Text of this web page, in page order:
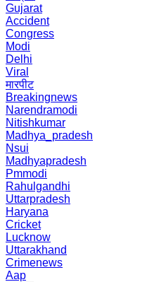
Gujarat
Accident
Congress
Modi
Delhi
Viral
मारपीट
Breakingnews
Narendramodi
Nitishkumar
Madhya_pradesh
Nsui
Madhyapradesh
Pmmodi
Rahulgandhi
Uttarpradesh
Haryana
Cricket
Lucknow
Uttarakhand
Crimenews
Aap